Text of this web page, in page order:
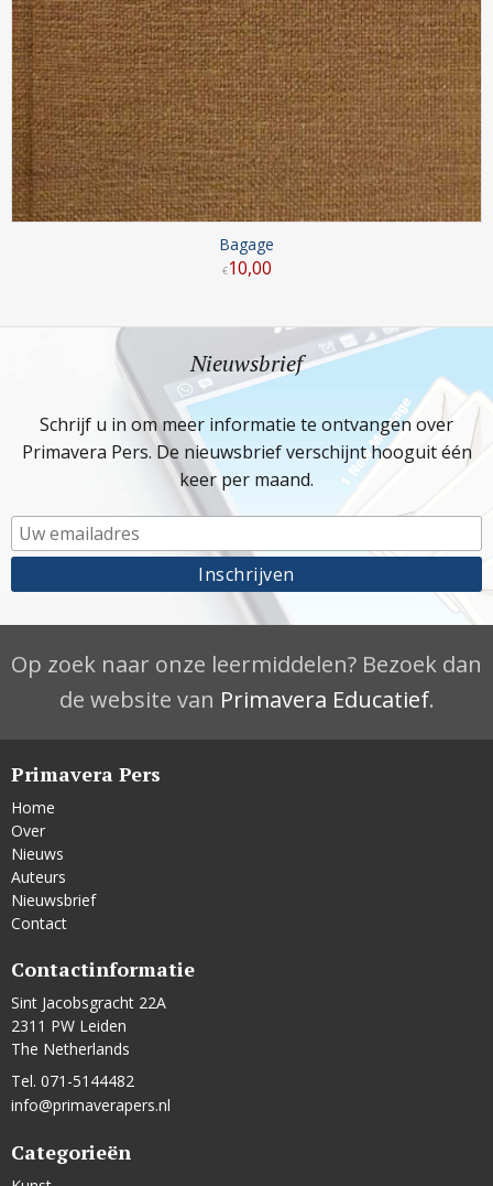
Bagage
€10,00
Nieuwsbrief
Schrijf u in om meer informatie te ontvangen over
Primavera Pers. De nieuwsbrief verschijnt hooguit één
keer per maand.
Op zoek naar onze leermiddelen? Bezoek dan
de website van Primavera Educatief.
Primavera Pers
Home
Over
Nieuws
Auteurs
Nieuwsbrief
Contact
Contactinformatie
Sint Jacobsgracht 22A
2311 PW Leiden
The Netherlands
Tel. 071-5144482
info@primaverapers.nl
Categorieën